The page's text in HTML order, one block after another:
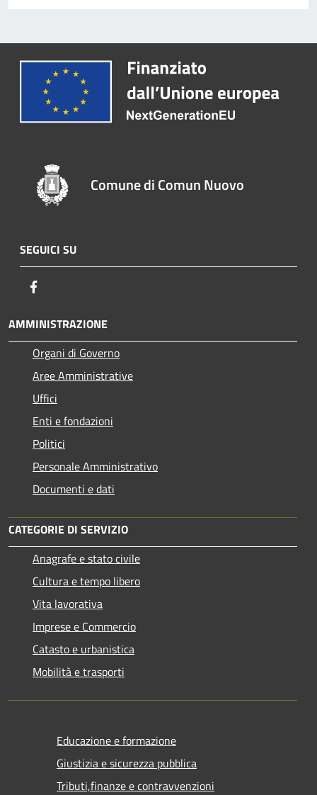
Comune di Comun Nuovo
SEGUICI SU
AMMINISTRAZIONE
Organi di Governo
Aree Amministrative
Uffici
Enti e fondazioni
Politici
Personale Amministrativo
Documenti e dati
CATEGORIE DI SERVIZIO
Anagrafe e stato civile
Cultura e tempo libero
Vita lavorativa
Imprese e Commercio
Catasto e urbanistica
Mobilità e trasporti
Educazione e formazione
Giustizia e sicurezza pubblica
Tributi,finanze e contravvenzioni